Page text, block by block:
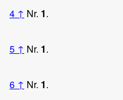
4 ↑ Nr. 1.
5 ↑ Nr. 1.
6 ↑ Nr. 1.